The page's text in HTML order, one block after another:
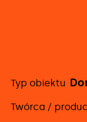
Typ obiektu
Twórca /